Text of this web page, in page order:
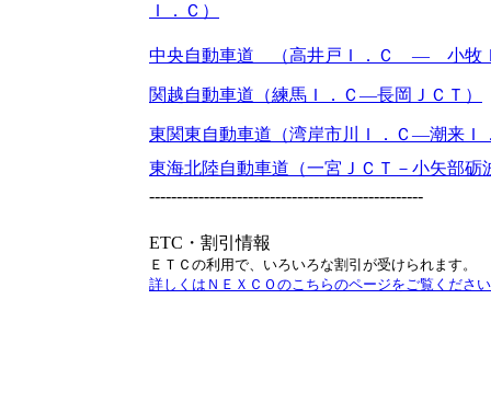
Ｉ．Ｃ）
中央自動車道 （高井戸Ｉ．Ｃ ― 小牧
関越自動車道（練馬Ｉ．Ｃ―長岡ＪＣＴ）
東関東自動車道（湾岸市川Ｉ．Ｃ―潮来Ｉ
東海北陸自動車道（一宮ＪＣＴ－小矢部砺
--------------------------------------------------
ETC・割引情報
ＥＴＣの利用で、いろいろな割引が受けられます。
詳しくはＮＥＸＣＯのこちらのページをご覧くださ